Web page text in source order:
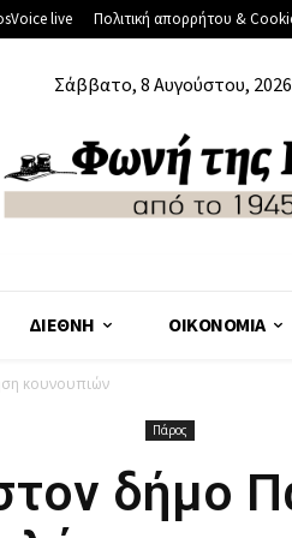
live Πολιτική απορρήτου &
Σάββατο, 8 Αυγούστου, 2026
ΔΙΕΘΝΉ ΟΙΚΟΝΟΜΊΑ
κουνουπιών
Πάρος
δήμο